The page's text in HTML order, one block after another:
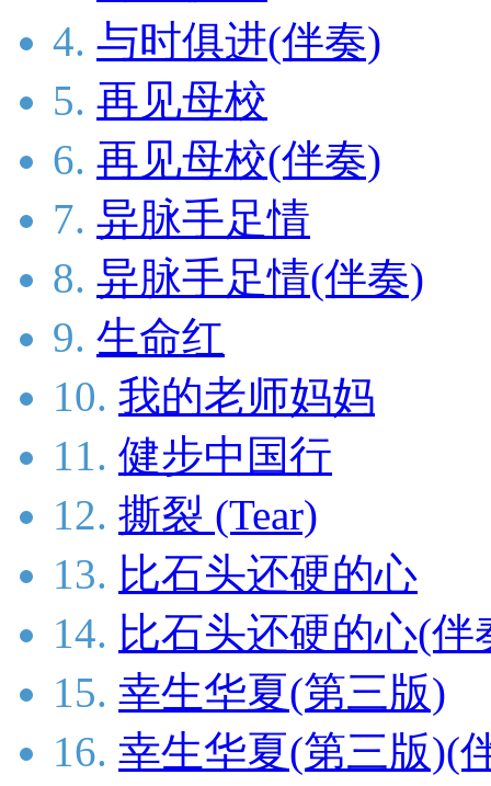
4. 与时俱进(伴奏)
5. 再见母校
6. 再见母校(伴奏)
7. 异脉手足情
8. 异脉手足情(伴奏)
9. 生命红
10. 我的老师妈妈
11. 健步中国行
12. 撕裂 (Tear)
13. 比石头还硬的心
14. 比石头还硬的心(伴
15. 幸生华夏(第三版)
16. 幸生华夏(第三版)(